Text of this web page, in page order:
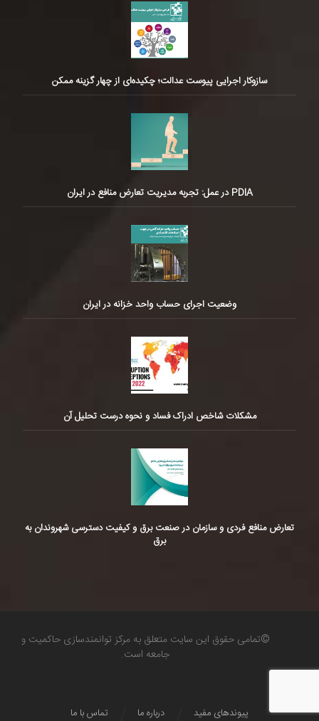
سازوکار اجرایی پیوست عدالت؛ چکیده‌ای از چهار گزینه ممکن
PDIA در عمل: تجربه مدیریت تعارض منافع در ایران
وضعیت اجرای حساب واحد خزانه در ایران
مشکلات شاخص ادراک فساد و نحوه درست تحلیل آن
تعارض منافع فردی و سازمان در صنعت برق و کیفیت دسترسی شهروندان به
برق
©تمامی حقوق این سایت متعلق به مرکز توانمندسازی حاکمیت و
جامعه است.
تماس با ما درباره ما پیوندهای مفید